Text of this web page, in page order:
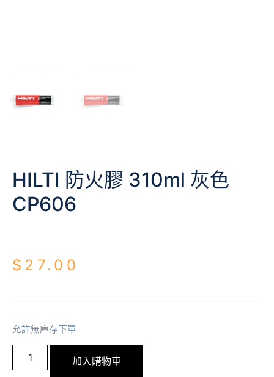
HILTI 防火膠 310ml 灰色
CP606
$ 27.00
允許無庫存下單
加入購物車